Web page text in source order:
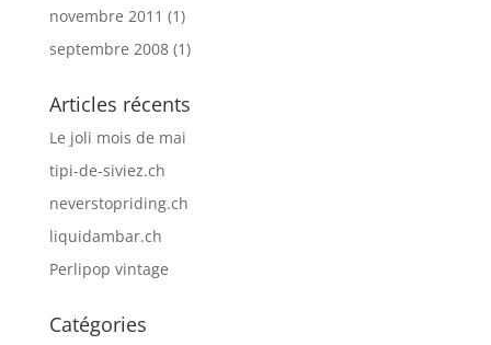
novembre 2011 (1)
septembre 2008(1)
Articles récents
Le joli mois de mai
tipi-de-siviez.ch
neverstopriding.ch
liquidambar.ch
Perlipop vintage
Catégories